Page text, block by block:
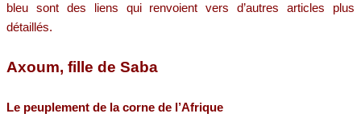
bleu sont des liens qui renvoient vers d’autres articles plus
détaillés.
Axoum, fille de Saba
Le peuplement de la corne de l’Afrique